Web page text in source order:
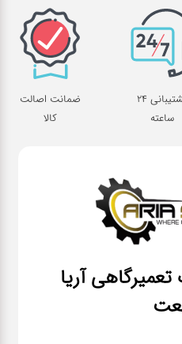
پشتیبانی 24
ساعته
ضمانت اصالت
کالا
آریا